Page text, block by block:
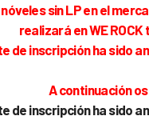
sin LP en el
realizará enWE
de inscripción ha sido
A continuación
de inscripción ha sido